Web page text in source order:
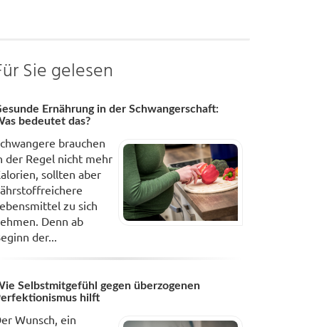
Sie gelesen
Ernährung in der Schwangerschaft:
bedeutet das?
brauchen
der Regel nicht mehr
sollten aber
zu sich
Denn ab
der...
Selbstmitgefühl gegen überzogenen
hilft
Wunsch, ein